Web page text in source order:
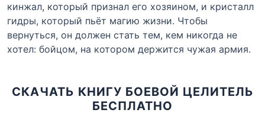
кинжал, который признал его хозяином, и кристалл
гидры, который пьёт магию жизни. Чтобы
вернуться, он должен стать тем, кем никогда не
хотел: бойцом, на котором держится чужая армия.
СКАЧАТЬ КНИГУ БОЕВОЙ ЦЕЛИТЕЛЬ
БЕСПЛАТНО